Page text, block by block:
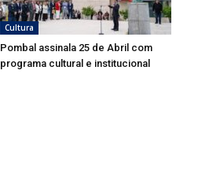
Cultura
Pombal assinala 25 de Abril com
programa cultural e institucional